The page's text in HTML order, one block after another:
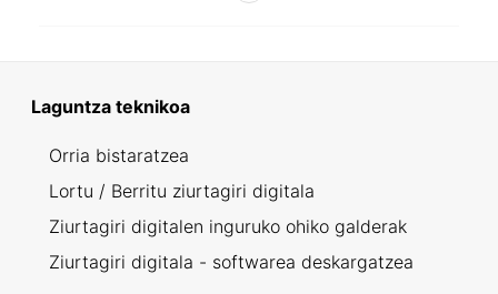
Laguntza teknikoa
Orria bistaratzea
Lortu / Berritu ziurtagiri digitala
Ziurtagiri digitalen inguruko ohiko galderak
Ziurtagiri digitala - softwarea deskargatzea